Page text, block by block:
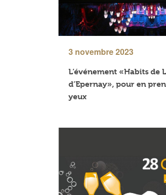
3 novembre 2023
L’événement «Habits de
d’Epernay», pour en
yeux